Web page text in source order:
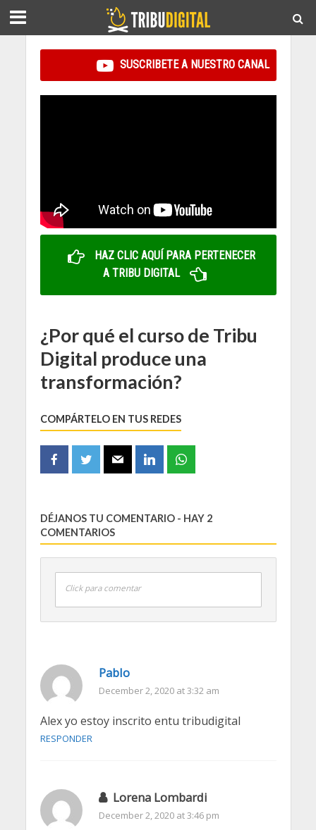
SUSCRIBETE A NUESTRO CANAL
HAZ CLIC AQUÍ PARA PERTENECER
A TRIBU DIGITAL
¿Por qué el curso de Tribu
Digital produce una
transformación?
COMPÁRTELO EN TUS REDES
DÉJANOS TU COMENTARIO - HAY 2
COMENTARIOS
Click para comentar
Pablo
December 2, 2020 at 3:32 am
Alex yo estoy inscrito entu tribudigital
RESPONDER
Lorena Lombardi
December 2, 2020 at 3:46 pm